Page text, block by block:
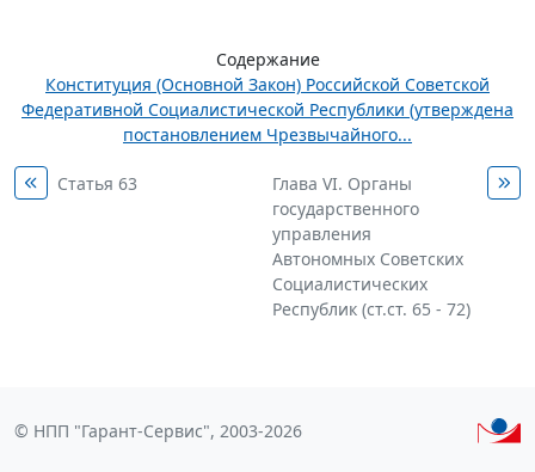
Содержание
Конституция (Основной Закон) Российской Советской
Федеративной Социалистической Республики (утверждена
постановлением Чрезвычайного...
Статья 63
Глава VI. Органы
государственного
управления
Автономных Советских
Социалистических
Республик (ст.ст. 65 - 72)
© НПП "Гарант-Сервис", 2003-2026